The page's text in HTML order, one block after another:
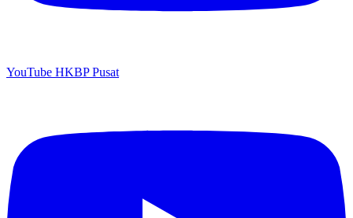
YouTube HKBP Pusat